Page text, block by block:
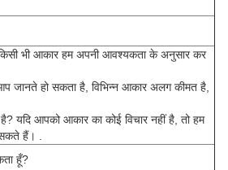
भी आकार हम अपनी आवश्यकता के अनुसार कर
जानते हो सकता है, विभिन्न आकार अलग कीमत है,
यदि आपको आकार का कोई विचार नहीं है, तो हम
हैं। .
हूँ?